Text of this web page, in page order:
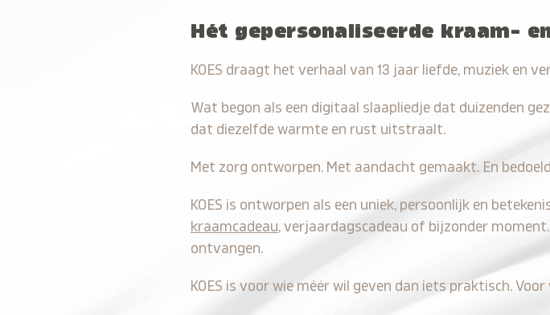
Hét gepersonaliseerde kraam-
KOES draagt het verhaal van 13 jaar liefde, muziek en
Wat begon als een digitaal slaapliedje dat duizenden
dat diezelfde warmte en rust uitstraalt.
Met zorg ontworpen. Met aandacht gemaakt. En
KOES is ontworpen als een uniek, persoonlijk en
kraamcadeau, verjaardagscadeau of bijzonder
ontvangen.
KOES is voor wie méér wil geven dan iets praktisch.